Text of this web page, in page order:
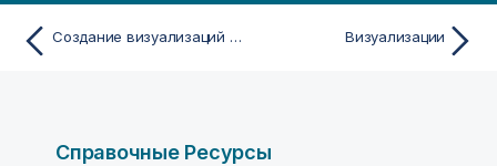
Создание визуализаций с помощью Direct Discovery Визуализации
Справочные Ресурсы